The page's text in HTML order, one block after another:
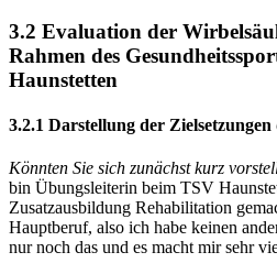
3.2 Evaluation der
Rahmen des
Haunstetten
3.2.1 Darstellung der
Könnten Sie sich zunächst kurz
bin Übungsleiterin beim TSV
Zusatzausbildung Rehabilitation
Hauptberuf, also ich habe keinen
nur noch das und es macht mir sehr